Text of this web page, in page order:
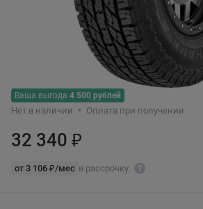
Ваша выгода 4 500 рублей
Нет в наличии Оплата при получении
32 340 ₽
от 3 106 ₽/мес в рассрочку